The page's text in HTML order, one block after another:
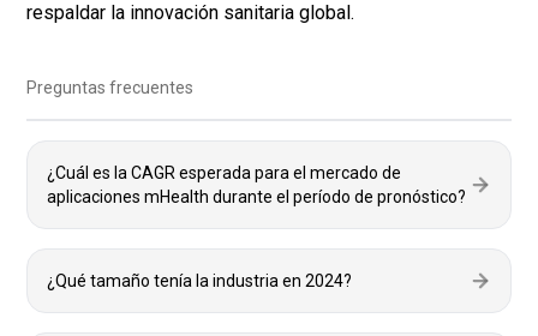
respaldar la innovación sanitaria global.
Preguntas frecuentes
¿Cuál es la CAGR esperada para el mercado de
aplicaciones mHealth durante el período de pronóstico?
¿Qué tamaño tenía la industria en 2024?